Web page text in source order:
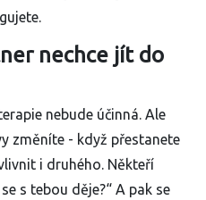
nechce jít do
nebude účinná. Ale
změníte - když přestanete
i druhého. Někteří
s tebou děje?“ A pak se